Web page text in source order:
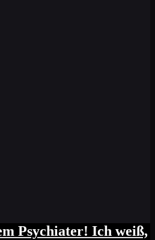
Psychiater! Ich weiß,